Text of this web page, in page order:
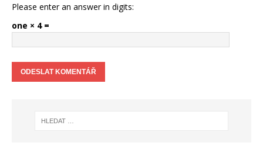
Please enter an answer in digits:
one × 4 =